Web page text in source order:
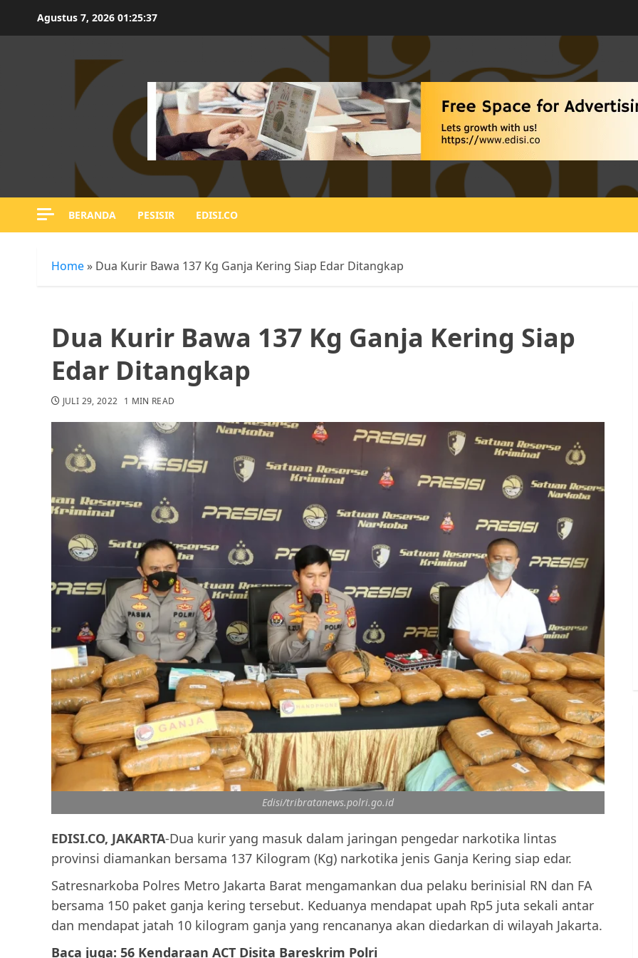
Agustus 7, 2026 01:25:38
BERANDA PESISIR EDISI.CO
Home » Dua Kurir Bawa 137 Kg Ganja Kering Siap Edar Ditangkap
Dua Kurir Bawa 137 Kg Ganja Kering Siap
Edar Ditangkap
JULI 29, 2022 1 MIN READ
Edisi/tribratanews.polri.go.id
EDISI.CO, JAKARTA-Dua kurir yang masuk dalam jaringan pengedar narkotika lintas
provinsi diamankan bersama 137 Kilogram (Kg) narkotika jenis Ganja Kering siap edar.
Satresnarkoba Polres Metro Jakarta Barat mengamankan dua pelaku berinisial RN dan FA
bersama 150 paket ganja kering tersebut. Keduanya mendapat upah Rp5 juta sekali antar
dan mendapat jatah 10 kilogram ganja yang rencananya akan diedarkan di wilayah Jakarta.
Baca juga: 56 Kendaraan ACT Disita Bareskrim Polri